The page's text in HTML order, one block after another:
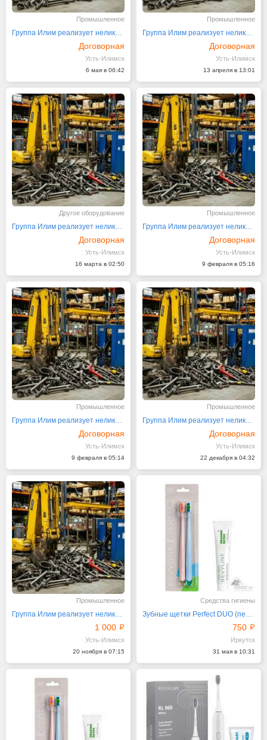
Промышленное
Группа Илим реализует неликвиды своих предприятий
Договорная
Усть-Илимск
6 мая в 06:42
Промышленное
Группа Илим реализует неликвиды своих предприятий
Договорная
Усть-Илимск
13 апреля в 13:01
Другое оборудование
Группа Илим реализует неликвиды своих предприятий
Договорная
Усть-Илимск
16 марта в 02:50
Промышленное
Группа Илим реализует неликвиды
Договорная
Усть-Илимск
9 февраля в 05:16
Промышленное
Группа Илим реализует неликвиды своих предприятий
Договорная
Усть-Илимск
9 февраля в 05:14
Промышленное
Группа Илим реализует неликвиды своих предприятий
Договорная
Усть-Илимск
22 декабря в 04:32
Промышленное
Группа Илим реализует неликвиды своих предприятий
1 000
Усть-Илимск
20 ноября в 07:15
Средства гигиены
Зубные щетки Perfect DUO (персиковая и голубая)
750
Иркутск
31 мая в 10:31